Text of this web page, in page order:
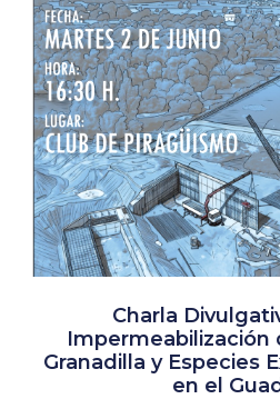
Charla
Impermeabilización
Granadilla y Especies
en el